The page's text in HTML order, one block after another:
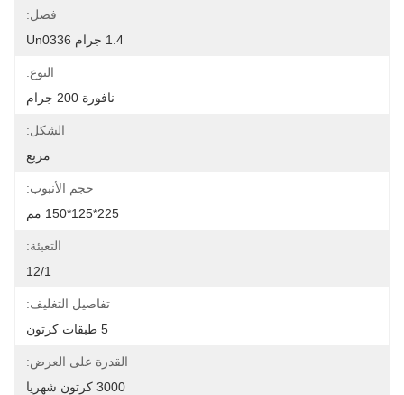
فصل:
1.4 جرام Un0336
النوع:
نافورة 200 جرام
الشكل:
مربع
حجم الأنبوب:
225*125*150 مم
التعبئة:
12/1
تفاصيل التغليف:
5 طبقات كرتون
القدرة على العرض:
3000 كرتون شهريا